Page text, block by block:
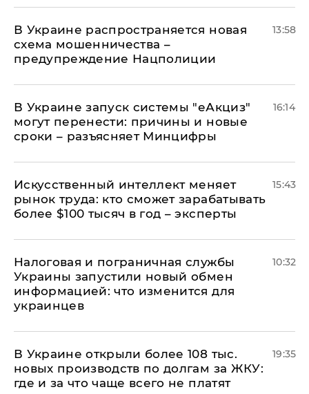
В Украине распространяется новая
схема мошенничества –
предупреждение Нацполиции
13:58
В Украине запуск системы "еАкциз"
могут перенести: причины и новые
сроки – разъясняет Минцифры
16:14
Искусственный интеллект меняет
рынок труда: кто сможет зарабатывать
более $100 тысяч в год – эксперты
15:43
Налоговая и пограничная службы
Украины запустили новый обмен
информацией: что изменится для
украинцев
10:32
В Украине открыли более 108 тыс.
новых производств по долгам за ЖКУ:
где и за что чаще всего не платят
19:35